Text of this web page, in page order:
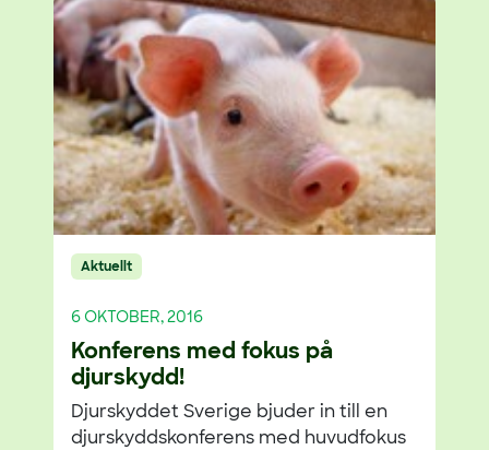
Aktuellt
6 OKTOBER, 2016
Konferens med fokus på
djurskydd!
Djurskyddet Sverige bjuder in till en
djurskyddskonferens med huvudfokus